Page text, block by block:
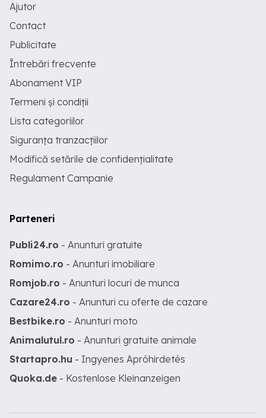
Ajutor
Contact
Publicitate
Întrebări frecvente
Abonament VIP
Termeni și condiții
Lista categoriilor
Siguranța tranzacțiilor
Modifică setările de confidențialitate
Regulament Campanie
Parteneri
Publi24.ro - Anunturi gratuite
Romimo.ro - Anunturi imobiliare
Romjob.ro - Anunturi locuri de munca
Cazare24.ro - Anunturi cu oferte de cazare
Bestbike.ro - Anunturi moto
Animalutul.ro - Anunturi gratuite animale
Startapro.hu - Ingyenes Apróhirdetés
Quoka.de - Kostenlose Kleinanzeigen